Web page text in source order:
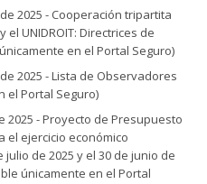
2025 - Cooperación tripartita
el UNIDROIT: Directrices de
en el Portal Seguro)
2025 - Lista de Observadores
el Portal Seguro)
2025 - Proyecto de Presupuesto
el ejercicio económico
de 2025 y el 30 de junio de
únicamente en el Portal